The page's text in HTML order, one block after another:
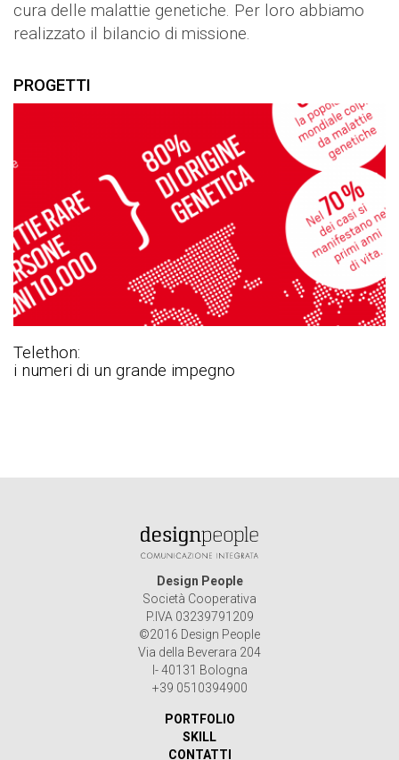
cura delle malattie genetiche. Per loro abbiamo
realizzato il bilancio di missione.
PROGETTI
Telethon:
i numeri di un grande impegno
Design People
Società Cooperativa
P.IVA 03239791209
©2016 Design People
Via della Beverara 204
I- 40131 Bologna
+39 0510394900
PORTFOLIO
SKILL
CONTATTI